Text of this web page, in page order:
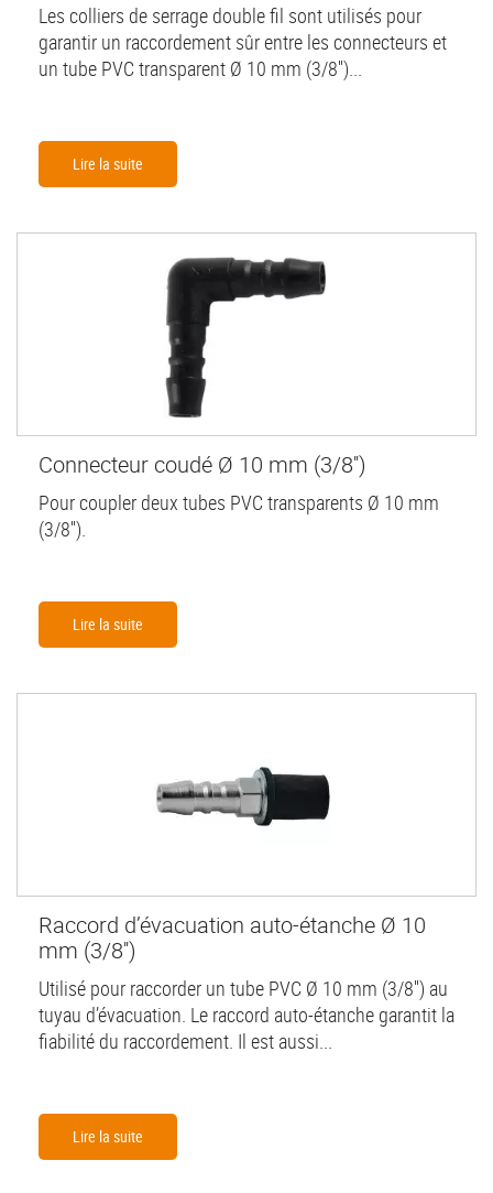
Les colliers de serrage double fil sont utilisés pour
garantir un raccordement sûr entre les connecteurs et
un tube PVC transparent Ø 10 mm (3/8'')...
Lire la suite
Connecteur coudé Ø 10 mm (3/8'')
Pour coupler deux tubes PVC transparents Ø 10 mm
(3/8'').
Lire la suite
Raccord d’évacuation auto-étanche Ø 10
mm (3/8'')
Utilisé pour raccorder un tube PVC Ø 10 mm (3/8'') au
tuyau d’évacuation. Le raccord auto-étanche garantit la
fiabilité du raccordement. Il est aussi...
Lire la suite